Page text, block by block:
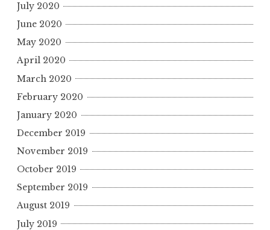
July 2020
June 2020
May 2020
April 2020
March 2020
February 2020
January 2020
December 2019
November 2019
October 2019
September 2019
August 2019
July 2019